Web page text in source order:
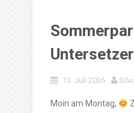
Untersetzer
13. Juli 2026
Moin am Montag,